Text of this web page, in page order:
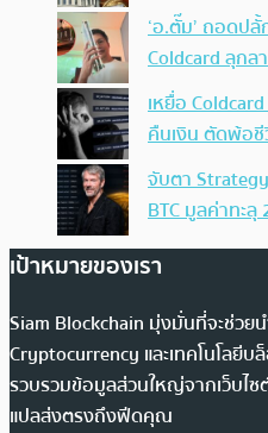
‘อ.ตั๊ม’ ถอดป
Coldcard ลุก
เหยื่อ
คืนเงิน ตัดพ้อ
จับตา
BTC มูลค่าทะ
เป้าหมายของเรา
Siam Blockchain มุ่งมั่นที่จะช่วย
Cryptocurrency และเทคโนโลยีบ
รวบรวมข้อมูลส่วนใหญ่จากเว็บไซ
แปลส่งตรงถึงฟีดคุณ